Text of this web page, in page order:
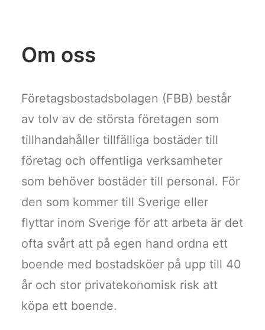
Om oss
Företagsbostadsbolagen (FBB) består
av tolv av de största företagen som
tillhandahåller tillfälliga bostäder till
företag och offentliga verksamheter
som behöver bostäder till personal. För
den som kommer till Sverige eller
flyttar inom Sverige för att arbeta är det
ofta svårt att på egen hand ordna ett
boende med bostadsköer på upp till 40
år och stor privatekonomisk risk att
köpa ett boende.